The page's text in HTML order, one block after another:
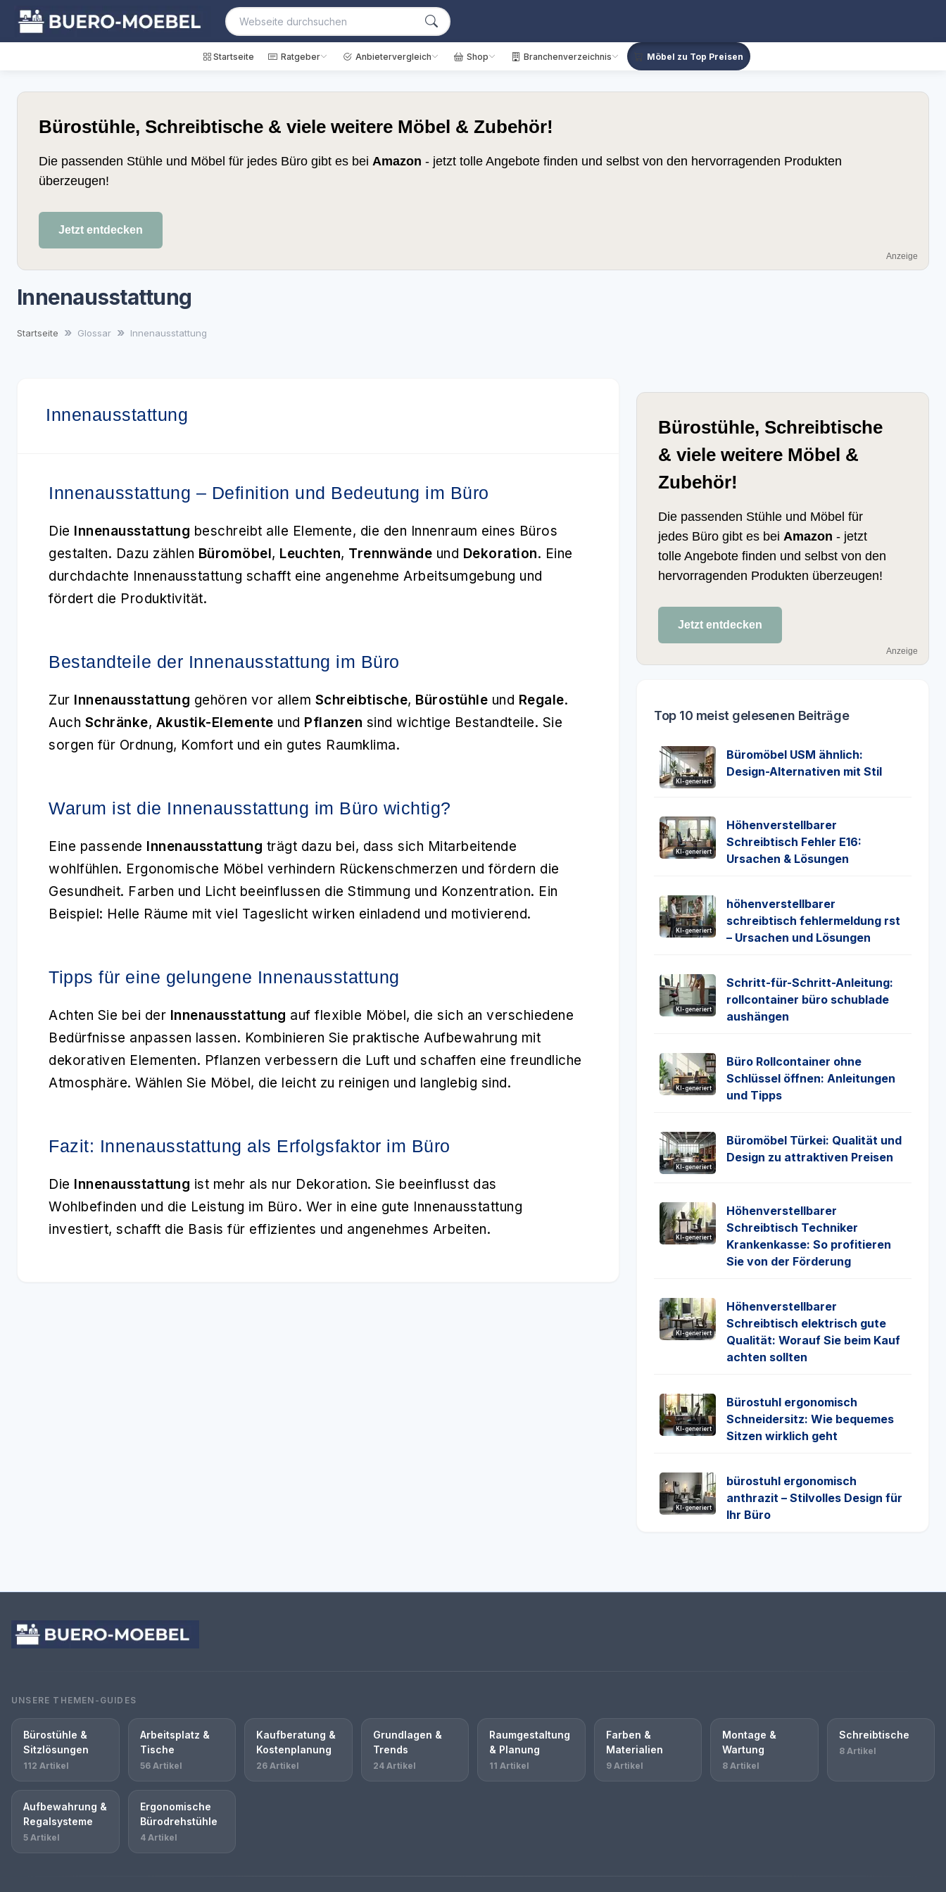
Startseite Ratgeber Anbietervergleich Shop Branchenverzeichnis Möbel zu Top Preisen
Bürostühle, Schreibtische & viele weitere Möbel & Zubehör!
Die passenden Stühle und Möbel für jedes Büro gibt es bei Amazon - jetzt tolle Angebote finden und selbst von den hervorragenden Produkten
überzeugen!
Jetzt entdecken
Anzeige
Innenausstattung
Startseite Glossar Innenausstattung
Innenausstattung
Innenausstattung – Definition und Bedeutung im Büro
Die Innenausstattung beschreibt alle Elemente, die den Innenraum eines Büros
gestalten. Dazu zählen Büromöbel, Leuchten, Trennwände und Dekoration. Eine
durchdachte Innenausstattung schafft eine angenehme Arbeitsumgebung und
fördert die Produktivität.
Bestandteile der Innenausstattung im Büro
Zur Innenausstattung gehören vor allem Schreibtische, Bürostühle und Regale.
Auch Schränke, Akustik-Elemente und Pflanzen sind wichtige Bestandteile. Sie
sorgen für Ordnung, Komfort und ein gutes Raumklima.
Warum ist die Innenausstattung im Büro wichtig?
Eine passende Innenausstattung trägt dazu bei, dass sich Mitarbeitende
wohlfühlen. Ergonomische Möbel verhindern Rückenschmerzen und fördern die
Gesundheit. Farben und Licht beeinflussen die Stimmung und Konzentration. Ein
Beispiel: Helle Räume mit viel Tageslicht wirken einladend und motivierend.
Tipps für eine gelungene Innenausstattung
Achten Sie bei der Innenausstattung auf flexible Möbel, die sich an verschiedene
Bedürfnisse anpassen lassen. Kombinieren Sie praktische Aufbewahrung mit
dekorativen Elementen. Pflanzen verbessern die Luft und schaffen eine freundliche
Atmosphäre. Wählen Sie Möbel, die leicht zu reinigen und langlebig sind.
Fazit: Innenausstattung als Erfolgsfaktor im Büro
Die Innenausstattung ist mehr als nur Dekoration. Sie beeinflusst das
Wohlbefinden und die Leistung im Büro. Wer in eine gute Innenausstattung
investiert, schafft die Basis für effizientes und angenehmes Arbeiten.
Bürostühle, Schreibtische
& viele weitere Möbel &
Zubehör!
Die passenden Stühle und Möbel für
jedes Büro gibt es bei Amazon - jetzt
tolle Angebote finden und selbst von den
hervorragenden Produkten überzeugen!
Jetzt entdecken
Anzeige
Top 10 meist gelesenen Beiträge
KI-generiert
Büromöbel USM ähnlich:
Design-Alternativen mit Stil
KI-generiert
Höhenverstellbarer
Schreibtisch Fehler E16:
Ursachen & Lösungen
KI-generiert
höhenverstellbarer
schreibtisch fehlermeldung rst
– Ursachen und Lösungen
KI-generiert
Schritt-für-Schritt-Anleitung:
rollcontainer büro schublade
aushängen
KI-generiert
Büro Rollcontainer ohne
Schlüssel öffnen: Anleitungen
und Tipps
KI-generiert
Büromöbel Türkei: Qualität und
Design zu attraktiven Preisen
KI-generiert
Höhenverstellbarer
Schreibtisch Techniker
Krankenkasse: So profitieren
Sie von der Förderung
KI-generiert
Höhenverstellbarer
Schreibtisch elektrisch gute
Qualität: Worauf Sie beim Kauf
achten sollten
KI-generiert
Bürostuhl ergonomisch
Schneidersitz: Wie bequemes
Sitzen wirklich geht
KI-generiert
bürostuhl ergonomisch
anthrazit – Stilvolles Design für
Ihr Büro
UNSERE THEMEN-GUIDES
Bürostühle &
Sitzlösungen
112 Artikel
Arbeitsplatz &
Tische
56 Artikel
Kaufberatung &
Kostenplanung
26 Artikel
Grundlagen &
Trends
24 Artikel
Raumgestaltung
& Planung
11 Artikel
Farben &
Materialien
9 Artikel
Montage &
Wartung
8 Artikel
Schreibtische
8 Artikel
Aufbewahrung &
Regalsysteme
5 Artikel
Ergonomische
Bürodrehstühle
4 Artikel